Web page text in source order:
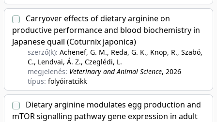
Carryover effects of dietary arginine on
productive performance and blood biochemistry in
Japanese quail (Coturnix japonica)
szerző(k): Achenef, G. M., Reda, G. K., Knop, R., Szabó,
C., Lendvai, Á. Z., Czeglédi, L.
megjelenés: Veterinary and Animal Science, 2026
típus: folyóiratcikk
Dietary arginine modulates egg production and
mTOR signalling pathway gene expression in adult